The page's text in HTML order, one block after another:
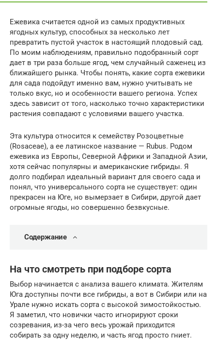
Ежевика считается одной из самых продуктивных
ягодных культур, способных за несколько лет
превратить пустой участок в настоящий плодовый сад.
По моим наблюдениям, правильно подобранный сорт
дает в три раза больше ягод, чем случайный саженец из
ближайшего рынка. Чтобы понять, какие сорта ежевики
для сада подойдут именно вам, нужно учитывать не
только вкус, но и особенности вашего региона. Успех
здесь зависит от того, насколько точно характеристики
растения совпадают с условиями вашего участка.
Эта культура относится к семейству Розоцветные
(Rosaceae), а ее латинское название — Rubus. Родом
ежевика из Европы, Северной Африки и Западной Азии,
хотя сейчас популярны и американские гибриды. Я
долго подбирал идеальный вариант для своего сада и
понял, что универсального сорта не существует: один
прекрасен на Юге, но вымерзает в Сибири, другой дает
огромные ягоды, но совершенно безвкусные.
Содержание
На что смотреть при подборе сорта
Выбор начинается с анализа вашего климата. Жителям
Юга доступны почти все гибриды, а вот в Сибири или на
Урале нужно искать сорта с высокой зимостойкостью.
Я заметил, что новички часто игнорируют сроки
созревания, из-за чего весь урожай приходится
собирать за одну неделю, и часть ягод просто гниет.